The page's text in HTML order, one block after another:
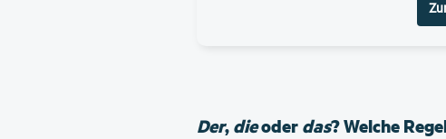
Der,dieoderdas? Welche